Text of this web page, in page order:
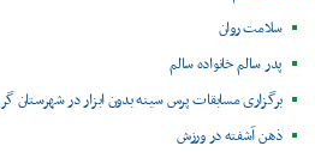
سلامت روان
پدر سالم خانواده سالم
برگزاری مسابقات پرس سینه بدون ابزار در شهرستان
ذهن آشفته در ورزش